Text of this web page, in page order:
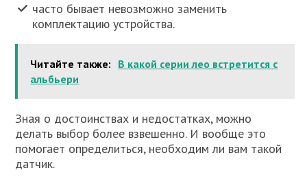
часто бывает невозможно заменить
комплектацию устройства.
Читайте также: В какой серии лео встретится с
альбьери
Зная о достоинствах и недостатках, можно
делать выбор более взвешенно. И вообще это
помогает определиться, необходим ли вам такой
датчик.